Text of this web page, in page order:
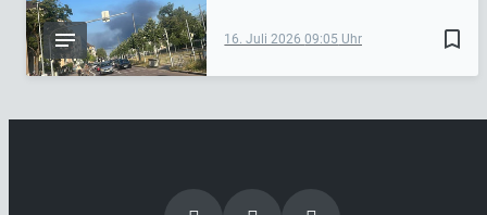
bookmark_border
16. Juli 202609:05